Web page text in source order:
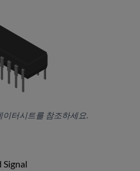
이터시트를 참조하세요.